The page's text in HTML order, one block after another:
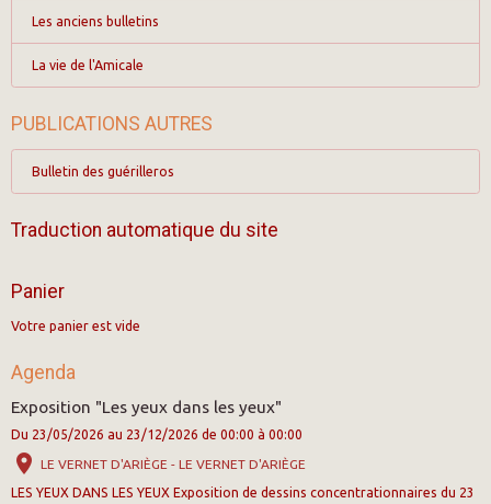
Les anciens bulletins
La vie de l'Amicale
PUBLICATIONS AUTRES
Bulletin des guérilleros
Traduction automatique du site
Panier
Votre panier est vide
Agenda
Exposition "Les yeux dans les yeux"
Du 23/05/2026 au 23/12/2026 de 00:00 à 00:00
LE VERNET D'ARIÈGE - LE VERNET D'ARIÈGE
LES YEUX DANS LES YEUX Exposition de dessins concentrationnaires du 23